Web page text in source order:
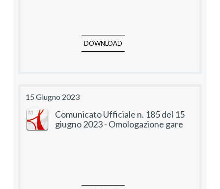
DOWNLOAD
15 Giugno 2023
Comunicato Ufficiale n. 185 del 15
giugno 2023 - Omologazione gare